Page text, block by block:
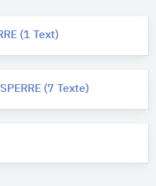
(1 Text)
(7 Texte)